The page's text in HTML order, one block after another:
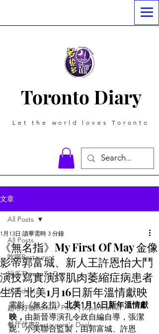
Toronto Diary
Let the world loves Toronto
文章
All Posts
吃喝Restaurant
玩乐Things To Do
优惠deal
超市好物Editors' Picks | supermarket
餐厅优惠Restaurant's Deals
All Posts
《無名指》My First Of May 金像
影帝郭富城、新人王許恩怡大鬥
演技寫實演繹肌肉萎縮症病患者
生活 北美1月16日新年溫情獻映
1月13日 讀畢需時 3 分鐘
電影《無名指》北美1月16日新年溫情獻
映， 由新晉導演孔令政自編自導，張潔
妮、小美聯合監製，由郭富城、許恩